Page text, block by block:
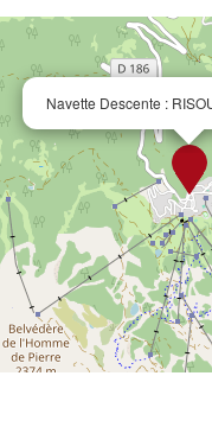
Navette Descente :